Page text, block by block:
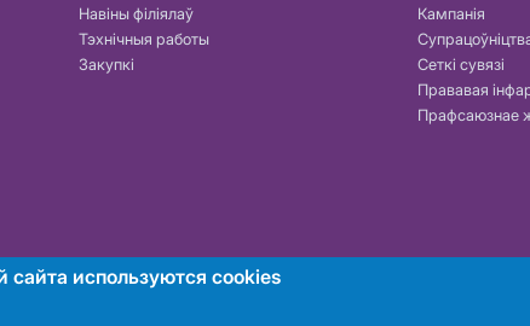
Навіны філіялаў
Тэхнічныя работы
Закупкі
Кампанія
Сеткі сувязі
Прававая
Прафсаюзнае
сайта используются cookies